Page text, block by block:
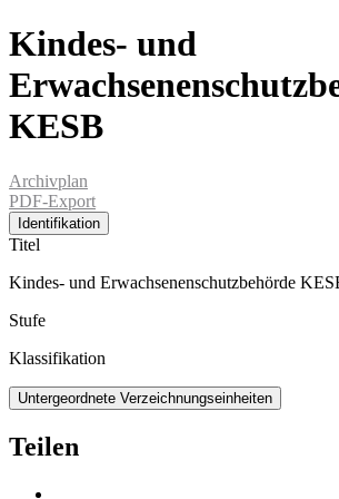
Kindes- und
KESB
Archivplan
PDF-Export
Identifikation
Titel
Kindes- und Erwachsenenschutzbehörde
Stufe
Klassifikation
Untergeordnete Verzeichnungseinheiten
Teilen